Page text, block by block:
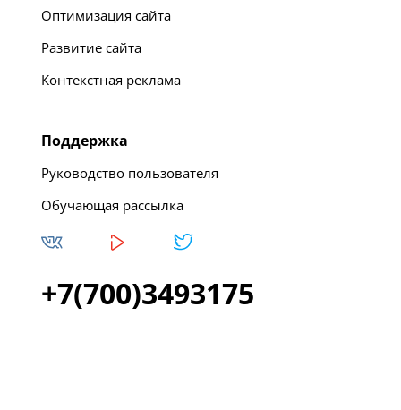
Оптимизация сайта
Развитие сайта
Контекстная реклама
Поддержка
Руководство пользователя
Обучающая рассылка
+7(700)3493175